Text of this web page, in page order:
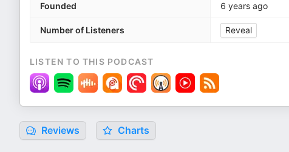
Founded 6 years ago
Number of Listeners Reveal
LISTEN TO THIS PODCAST
Reviews Charts